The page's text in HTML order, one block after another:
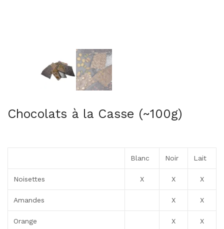
Chocolats à la Casse (~100g)
Blanc Noir Lait
Noisettes X X X
Amandes X X
Orange X X